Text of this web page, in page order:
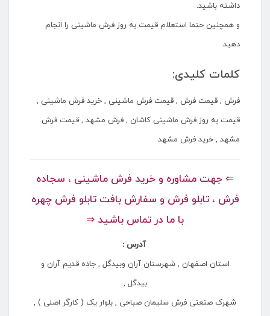
داشته باشید.
و همچنین حتما استعلام قیمت به روز فرش ماشینی را انجام
دهید.
کلمات کلیدی:
فرش , قیمت فرش , قیمت فرش ماشینی , خرید فرش ماشینی ,
قیمت به روز فرش ماشینی کاشان , فرش مشهد , قیمت فرش
مشهد , خرید فرش مشهد
⇐ جهت مشاوره و خرید فرش ماشینی ، سجاده
فرش ، تابلو فرش و سفارش بافت تابلو فرش چهره
با ما در تماس باشید ⇒
آدرس :
استان اصفهان , شهرستان آران وبیدگل , جاده قدیم آران و
بیدگل ,
شهرک صنعتی فرش سلیمان صباحی , بلوار یک ( کارگر اصلی ) ,